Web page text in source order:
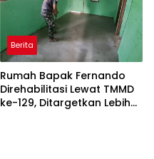
Berita
Rumah Bapak Fernando
Direhabilitasi Lewat TMMD
ke-129, Ditargetkan Lebih